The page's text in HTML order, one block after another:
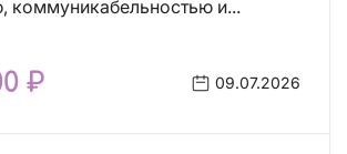
коммуникабельностью и...
₽ 09.07.2026